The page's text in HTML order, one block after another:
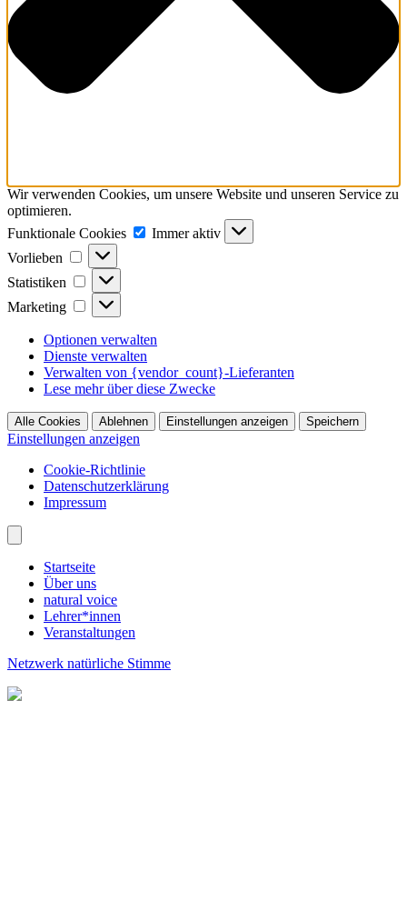
Wir verwenden Cookies, um unsere Website und unseren Service zu
optimieren.
Funktionale Cookies
Funktionale
Cookies
Immer aktiv
Vorlieben
Vorlieben
Statistiken Statistiken
Marketing Marketing
Optionen verwalten
Dienste verwalten
Verwalten von {vendor_count}-Lieferanten
Lese mehr über diese Zwecke
Alle Cookies Ablehnen Einstellungen anzeigen Speichern
Einstellungen anzeigen
Cookie-Richtlinie
Datenschutzerklärung
Impressum
Startseite
Über uns
natural voice
Lehrer*innen
Veranstaltungen
Netzwerk natürliche Stimme